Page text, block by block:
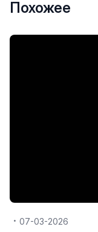
Похожее
07-03-2026